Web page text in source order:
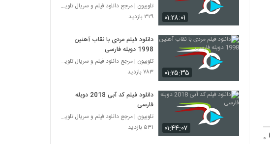
۰
۰۱:۲۸:۰۱
تلوبیون | مرجع دانلود فیلم و سریال تلویزیون
۳۲۹ بازدید
۰۱:۲۵:۳۵
دانلود فیلم مردی با نقاب آهنین
1998 دوبله فارسی
تلوبیون | مرجع دانلود فیلم و سریال تلویزیون
۷۸۳ بازدید
۰۱:۴۴:۰۷
دانلود فیلم کد آبی 2018 دوبله
فارسی
تلوبیون | مرجع دانلود فیلم و سریال تلویزیون
۵۳۱ بازدید